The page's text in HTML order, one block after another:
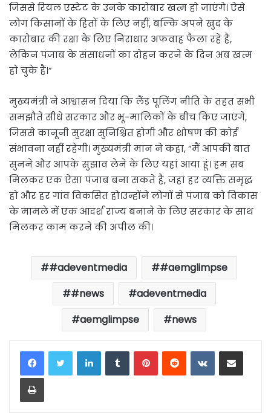
जिससे रियल एस्टेट के उनके कारोबार खत्म हो जाएंगे। ऐसे
लोग किसानों के हितों के लिए नहीं, बल्कि अपने खुद के
कारोबार की रक्षा के लिए निराधार अफवाह फैला रहे हैं,
लेकिन पंजाब के संसाधनों का दोहन करने के दिन अब खत्म
हो चुके हैं।”
मुख्यमंत्री ने आश्वासन दिया कि लैंड पूलिंग नीति के तहत सभी
समझौते सीधे सरकार और भू-मालिकों के बीच किए जाएंगे,
जिससे कानूनी सुरक्षा सुनिश्चित होगी और शोषण की कोई
संभावना नहीं रहेगी। मुख्यमंत्री मान ने कहा, “मैं आपकी बात
सुनने और आपके सुझाव लेने के लिए यहां आया हूं। हम सब
मिलकर एक ऐसा पंजाब बना सकते हैं, जहां हर व्यक्ति समृद्ध
हो और हर गांव विकसित हो।उन्होंने लोगों से पंजाब को विकास
के मामले में एक आदर्श राज्य बनाने के लिए सरकार के साथ
मिलकर काम करने की अपील की।
#adeventmedia
#aemglimpse
#news
adeventmedia
aemglimpse
news
LinkedInTumblrPinterestReddit VKontakteShare via Email
Print